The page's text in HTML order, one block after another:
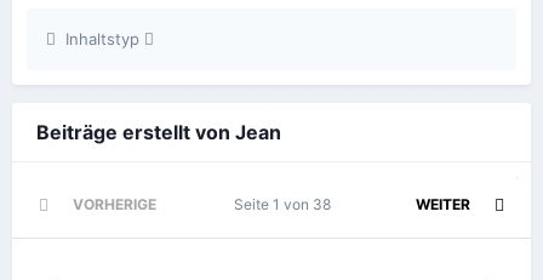
Inhaltstyp
Beiträge erstellt von Jean
VORHERIGE WEITER
Seite 1 von 38